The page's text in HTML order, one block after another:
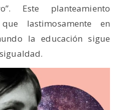
Este planteamiento
lastimosamente en
la educación sigue